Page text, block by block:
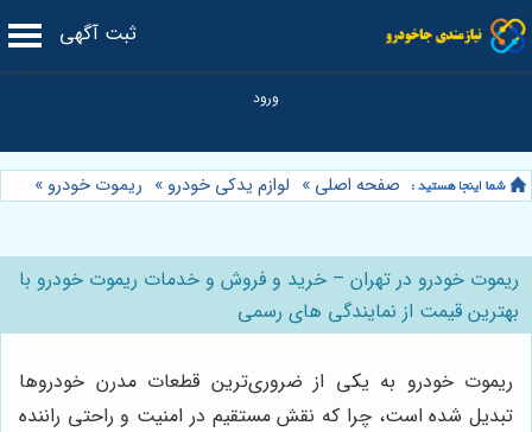
ثبت آگهی
صفحه اصلی » لوازم یدکی خودرو » ریموت خودرو »
ریموت خودرو در تهران – خرید و فروش و خدمات ریموت خودرو با
بهترین قیمت از نمایندگی های رسمی
ریموت خودرو به یکی از ضروری‌ترین قطعات مدرن خودروها
تبدیل شده است، چرا که نقش مستقیم در امنیت و راحتی راننده